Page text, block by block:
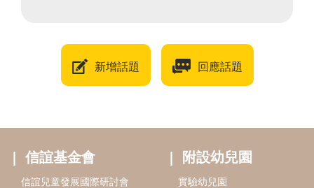
新增話題 回應話題
信誼基金會
信誼兒童發展國際研討會
附設幼兒園
實驗幼兒園